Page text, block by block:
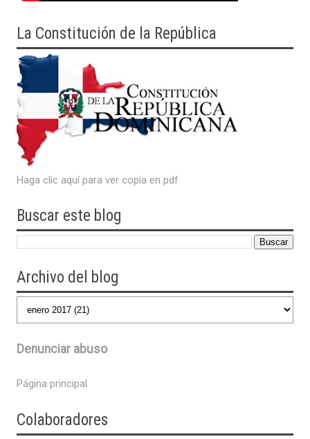
La Constitución de la República
Haga clic aquí para ver copia en pdf
Buscar este blog
Archivo del blog
Denunciar abuso
Página principal
Colaboradores